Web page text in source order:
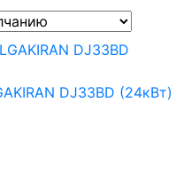
DJ33BD (24кВт)